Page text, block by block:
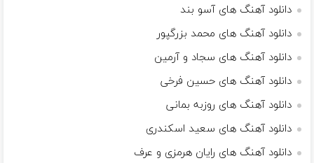
دانلود آهنگ های آسو بند
دانلود آهنگ های محمد بزرگپور
دانلود آهنگ های سجاد و آرمین
دانلود آهنگ های حسین فرخی
دانلود آهنگ های روزبه بمانی
دانلود آهنگ های سعید اسکندری
دانلود آهنگ های رایان هرمزی و عرف